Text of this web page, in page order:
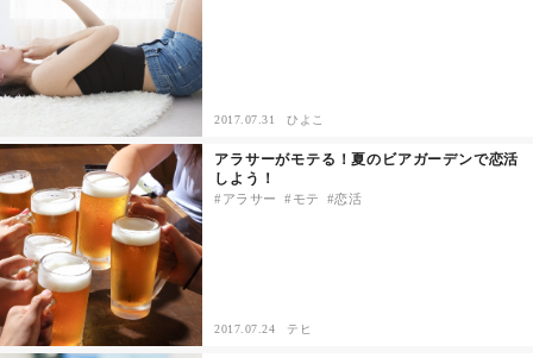
2017.07.31 ひよこ
アラサーがモテる！夏のビアガーデンで恋活
しよう！
アラサー モテ 恋活
2017.07.24 テヒ